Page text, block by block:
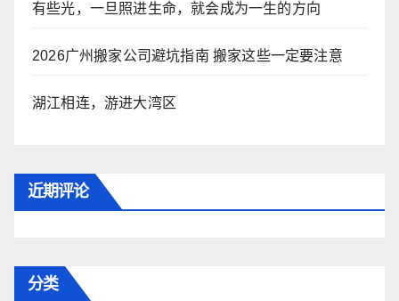
有些光，一旦照进生命，就会成为一生的方向
2026广州搬家公司避坑指南 搬家这些一定要注意
湖江相连，游进大湾区
近期评论
分类